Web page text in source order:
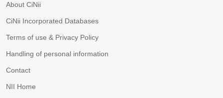
About CiNii
CiNii Incorporated Databases
Terms of use & Privacy Policy
Handling of personal information
Contact
NII Home